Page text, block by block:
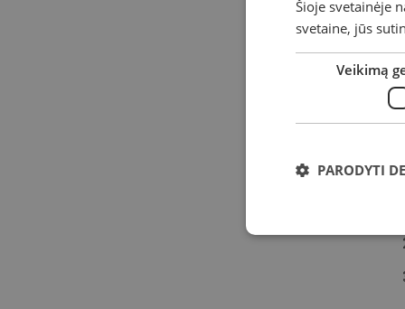
Šioje svetainėje
svetaine, jūs
Veikimą
PARODYTI